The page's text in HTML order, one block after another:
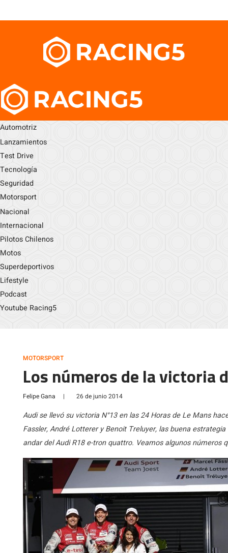
Automotriz
Lanzamientos
Test Drive
Tecnología
Seguridad
Motorsport
Nacional
Internacional
Pilotos Chilenos
Motos
Superdeportivos
Lifestyle
Podcast
Youtube Racing5
MOTORSPORT
Los números de la victoria
Felipe Gana | 26 de junio 2014
Audi se llevó su victoria N°13 en las 24 Horas de Le Mans
Fassler, André Lotterer y Benoit Treluyer, las buena
andar del Audi R18 e-tron quattro. Veamos algunos números